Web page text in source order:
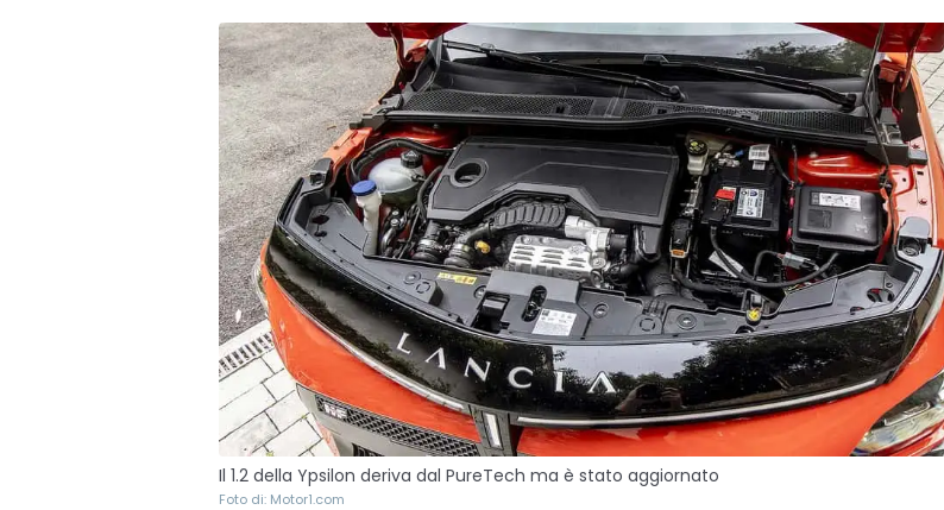
Il 1.2 della Ypsilon deriva dal PureTech ma è stato aggiornato
Foto di: Motor1.com